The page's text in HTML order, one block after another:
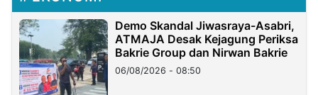
Demo Skandal Jiwasraya-Asabri,
ATMAJA Desak Kejagung Periksa
Bakrie Group dan Nirwan Bakrie
06/08/2026 - 08:50